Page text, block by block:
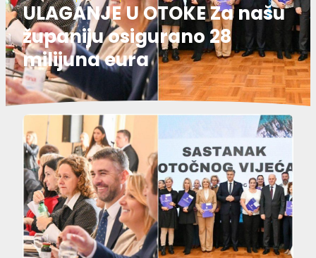
ULAGANJE U OTOKE Za našu
županiju osigurano 28
milijuna eura